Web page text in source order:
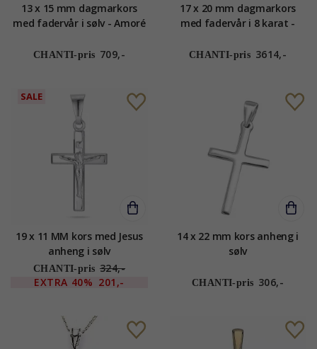
13 x 15 mm dagmarkors
med fadervår i sølv - Amoré
CHANTI-pris 709,-
17 x 20 mm dagmarkors
med fadervår i 8 karat -
CHANTI-pris 3614,-
SALE
19 x 11 MM kors med Jesus
anheng i sølv
CHANTI-pris 324,-
EXTRA 40% 201,-
14 x 22 mm kors anheng i
sølv
CHANTI-pris 306,-